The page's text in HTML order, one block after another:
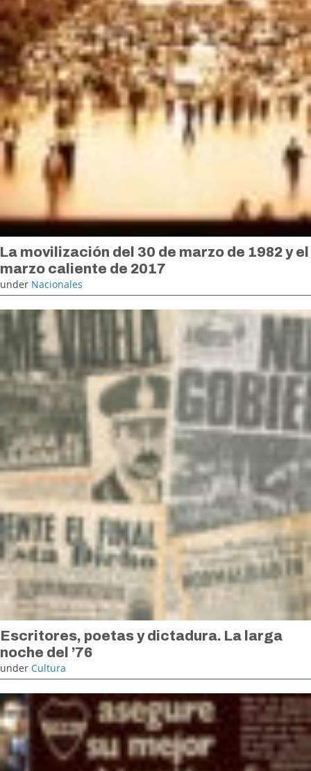
La movilización del 30 de marzo de 1982 y el
marzo caliente de 2017
under Nacionales
Escritores, poetas y dictadura. La larga
noche del ’76
under Cultura